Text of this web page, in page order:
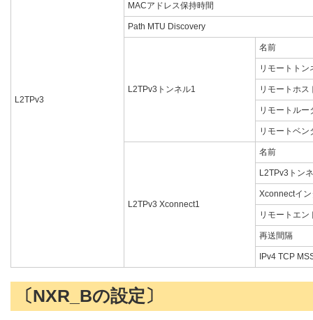
L2TPv3
MACアドレス保持時間
Path MTU Discovery
L2TPv3トンネル1
名前
リモートトン
リモートホス
リモートルー
リモートベン
L2TPv3 Xconnect1
名前
L2TPv3トン
Xconnectイ
リモートエン
再送間隔
IPv4 TCP
〔NXR_Bの設定〕